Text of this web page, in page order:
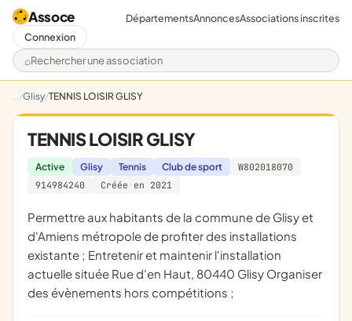
Assoce
Rechercher une association
DépartementsAnnoncesAssociations inscrites
Connexion
Glisy TENNIS LOISIR GLISY
TENNIS LOISIR GLISY
Active Glisy Tennis Club de sport
W802018070
914984240
Créée en 2021
permettre aux habitants de la commune de Glisy et
d'Amiens métropole de profiter des installations
existante ; Entretenir et maintenir l'installation
actuelle située Rue d'en Haut, 80440 Glisy Organiser
des évènements hors compétitions ;